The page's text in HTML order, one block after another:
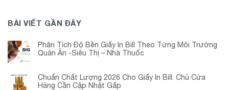
BÀI VIẾT GẦN ĐÂY
Phân Tích Độ Bền Giấy In Bill Theo Từng Môi Trường
Quán Ăn -Siêu Thị – Nhà Thuốc
Chuẩn Chất Lượng 2026 Cho Giấy In Bill: Chủ Cửa
Hàng Cần Cập Nhật Gấp